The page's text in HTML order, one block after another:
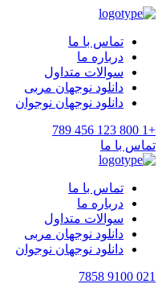
تماس با ما
درباره ما
سوالات متداول
دانلود نوجهان مربی
دانلود نوجهان نوجوان
+1 800 123 456 789
تماس با ما
تماس با ما
درباره ما
سوالات متداول
دانلود نوجهان مربی
دانلود نوجهان نوجوان
021 9100 7858